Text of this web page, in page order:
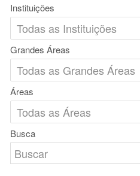
Instituições
Grandes Áreas
Áreas
Busca